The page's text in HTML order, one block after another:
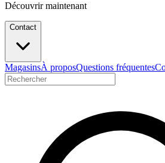
Découvrir maintenant
Contact
MagasinsÀ proposQuestions fréquentes